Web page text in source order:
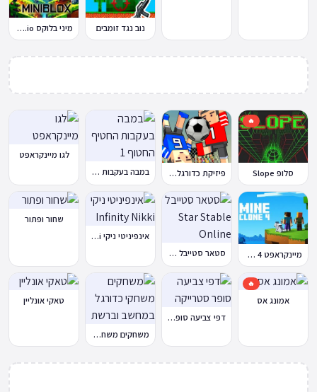
נוב נגד זומבים מיני בלוקס Miniblox.io
🔥
סלופ Slope פיזיקת כדורגל Soccer Physics במבה בעקבות החטיף החטוף 1
לגו מיינקראפט
מיינקראפט 4 קלון סטאר סטייבל Star Stable Online
אינפיניטי ניקי Infinity Nikki
שחור ופתור
🔥
אמונג אס
דפי צביעה סופר סטרייקה
משחקים משחקי כדורגל במחשב וברשת
טאקי אונליין